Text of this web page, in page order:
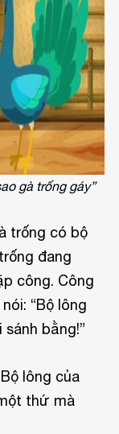
gà trống gáy”
trống có bộ
đang
công. Công
“Bộ lông
bằng!”
lông của
thứ mà